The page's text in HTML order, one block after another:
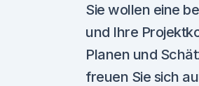
Sie wollen eine
und Ihre
Planen und
freuen Sie sich